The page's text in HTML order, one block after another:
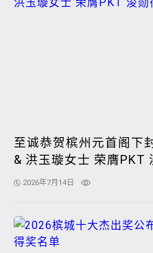
至诚恭贺槟州元首阁下
& 洪玉璇女士 荣膺PKT
2026年7月14日